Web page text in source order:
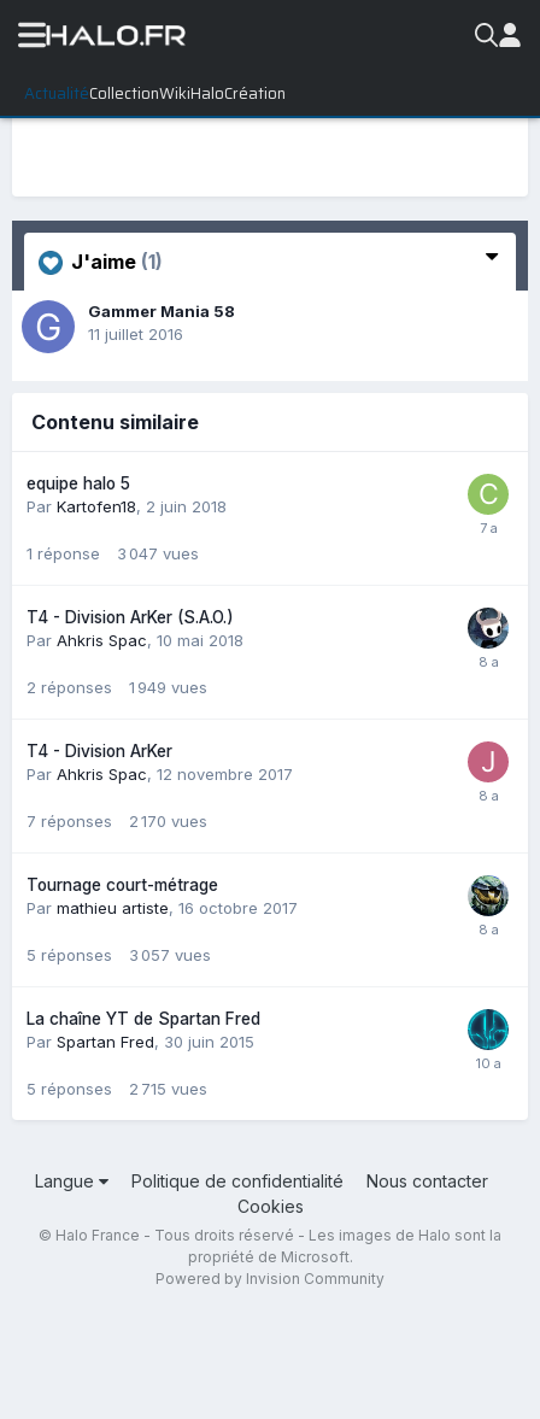
ActualitéCollectionWikiHaloCréation
J'aime (1)
Gammer Mania 58
11 juillet 2016
Contenu similaire
equipe halo 5
Par Kartofen18, 2 juin 2018
1 réponse 3 047 vues
T4 - Division ArKer (S.A.O.)
Par Ahkris Spac, 10 mai 2018
2 réponses 1 949 vues
T4 - Division ArKer
Par Ahkris Spac, 12 novembre 2017
7 réponses 2 170 vues
Tournage court-métrage
Par mathieu artiste, 16 octobre 2017
5 réponses 3 057 vues
La chaîne YT de Spartan Fred
Par Spartan Fred, 30 juin 2015
5 réponses 2 715 vues
Langue Politique de confidentialité
Nous contacter
Cookies
© Halo France - Tous droits réservé - Les images de Halo sont la
propriété de Microsoft.
Powered by Invision Community